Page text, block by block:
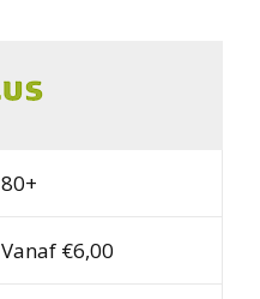
80+
Vanaf €6,00